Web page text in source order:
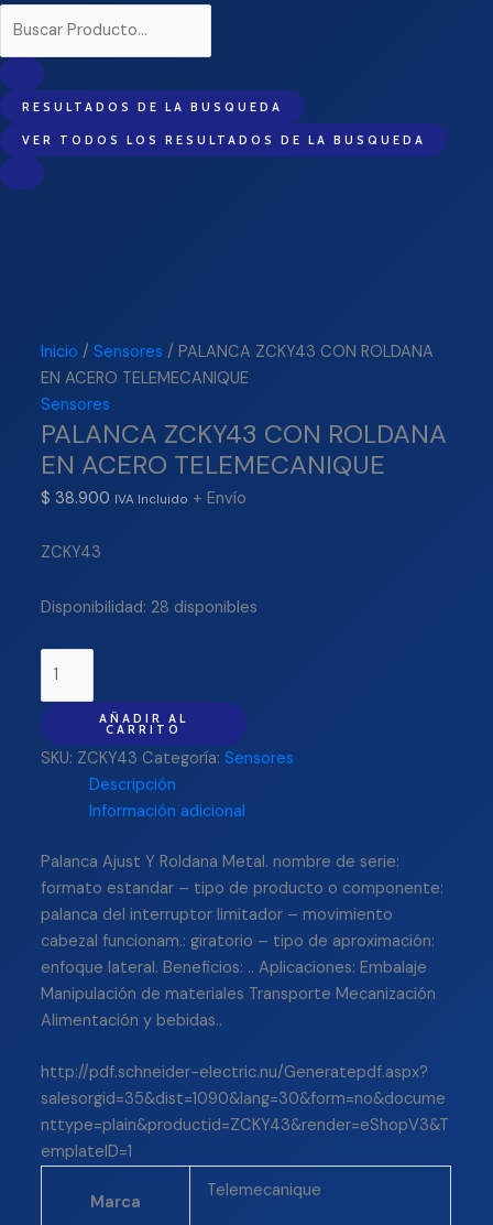
RESULTADOS DE LA BUSQUEDA
VER TODOS LOS RESULTADOS DE LA BUSQUEDA
Inicio /Sensores / PALANCA ZCKY43 CON ROLDANA
EN ACERO TELEMECANIQUE
Sensores
PALANCA ZCKY43 CON ROLDANA
EN ACERO TELEMECANIQUE
$ 38.900 IVA Incluido + Envío
ZCKY43
Disponibilidad: 28 disponibles
AÑADIR AL
CARRITO
SKU: ZCKY43 Categoría: Sensores
Descripción
Información adicional
Palanca Ajust Y Roldana Metal. nombre de serie:
formato estandar – tipo de producto o componente:
palanca del interruptor limitador – movimiento
cabezal funcionam.: giratorio – tipo de aproximación:
enfoque lateral. Beneficios: .. Aplicaciones: Embalaje
Manipulación de materiales Transporte Mecanización
Alimentación y bebidas..
http://pdf.schneider-electric.nu/Generatepdf.aspx?
salesorgid=35&dist=1090&lang=30&form=no&docume
nttype=plain&productid=ZCKY43&render=eShopV3&T
emplateID=1
Marca
Telemecanique